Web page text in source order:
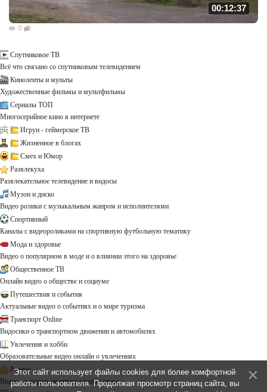
00:12:37
0
Спутниковое ТВ
Всё что связано со спутниковым телевидением
Киноленты и мульты
Художественные фильмы и мультфильмы
Сериалы ТОП
Многосерийное кино в интернете
Игрун - геймерское ТВ
Жизненное в блогах
Смех и Юмор
Развлекуха
Развлекательное телевидение и видосы
Музон и диско
Видео ролики с музыкальным жанром и исполнителями
Спортивный
Каналы с видеороликами на спортивную футбольную тематику
Мода и здоровье
Видео о популярном в моде и о влиянии этого на здоровье
Общественное ТВ
Онлайн видео о обществе и социуме
Путешествия и события
Актуальные видео о событиях и о мире туризма
Транспорт Online
Видосики о транспортном движении и автомобилях
Увлечения и хобби
Образовательные видео онлайн о увлечениях
Разное
Видео на другие не определённые темы ...
Этот сайт использует файлы cookies для более комфортной
работы пользователя. Продолжая просмотр страниц сайта, вы